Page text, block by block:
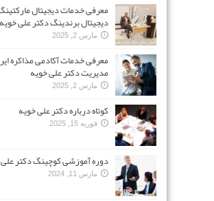
معرفی خدمات دیجیتال
دیجیتال برندینگ دکتر علی خویه
مارس 2, 2025
معرفی خدمات آکادمی مذاکره
مدیریت دکتر علی خویه
مارس 2, 2025
کوتاه درباره دکتر علی خویه
فوریه 15, 2025
دوره آموزشی کوچینگ دکتر
مارس 11, 2024